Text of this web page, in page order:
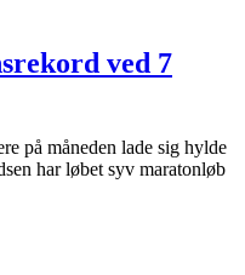
ved 7
på måneden lade sig hylde
har løbet syv maratonløb